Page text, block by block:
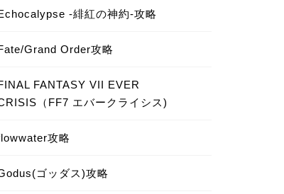
-緋紅の神約-攻略
Grand Order攻略
FANTASY VII EVER
（FF7 エバークライシス)
攻略
ゴッダス)攻略